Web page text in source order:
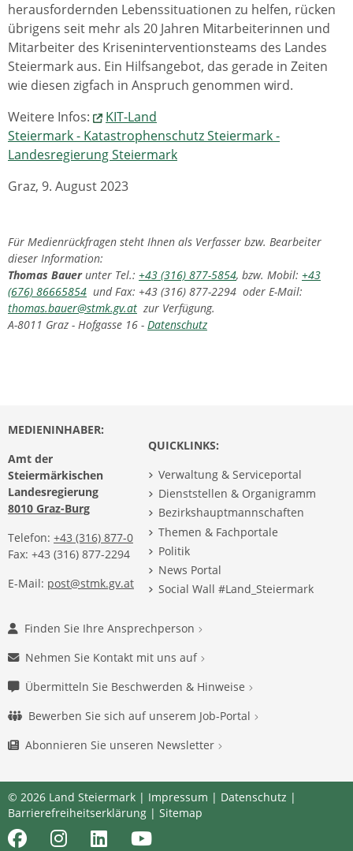
herausfordernden Lebenssituationen zu helfen, rücken
übrigens seit mehr als 20 Jahren Mitarbeiterinnen und
Mitarbeiter des Kriseninterventionsteams des Landes
Steiermark aus. Ein Hilfsangebot, das gerade in Zeiten
wie diesen zigfach in Anspruch genommen wird.
Weitere Infos:
KIT-Land
Steiermark - Katastrophenschutz Steiermark -
Landesregierung Steiermark
Graz, 9. August 2023
Für Medienrückfragen steht Ihnen als Verfasser bzw. Bearbeiter
dieser Information:
Thomas Bauerunter Tel.: +43 (316) 877-5854, bzw. Mobil: +43
(676) 86665854 und Fax: +43 (316) 877-2294 oder E-Mail:
thomas.bauer@stmk.gv.at zur Verfügung.
A-8011 Graz - Hofgasse 16 - Datenschutz
MEDIENINHABER:
Amt der
Steiermärkischen
Landesregierung
8010 Graz-Burg
Telefon: +43 (316) 877-0
Fax: +43 (316) 877-2294
E-Mail: post@stmk.gv.at
QUICKLINKS:
Verwaltung & Serviceportal
Dienststellen & Organigramm
Bezirkshauptmannschaften
Themen & Fachportale
Politik
News Portal
Social Wall #Land_Steiermark
Finden Sie Ihre Ansprechperson
Nehmen Sie Kontakt mit uns auf
Übermitteln Sie Beschwerden & Hinweise
Bewerben Sie sich auf unserem Job-Portal
Abonnieren Sie unseren Newsletter
© 2026 Land Steiermark | Impressum | Datenschutz |
Barrierefreiheitserklärung | Sitemap
FacebookInstagramLinkedInYoutube